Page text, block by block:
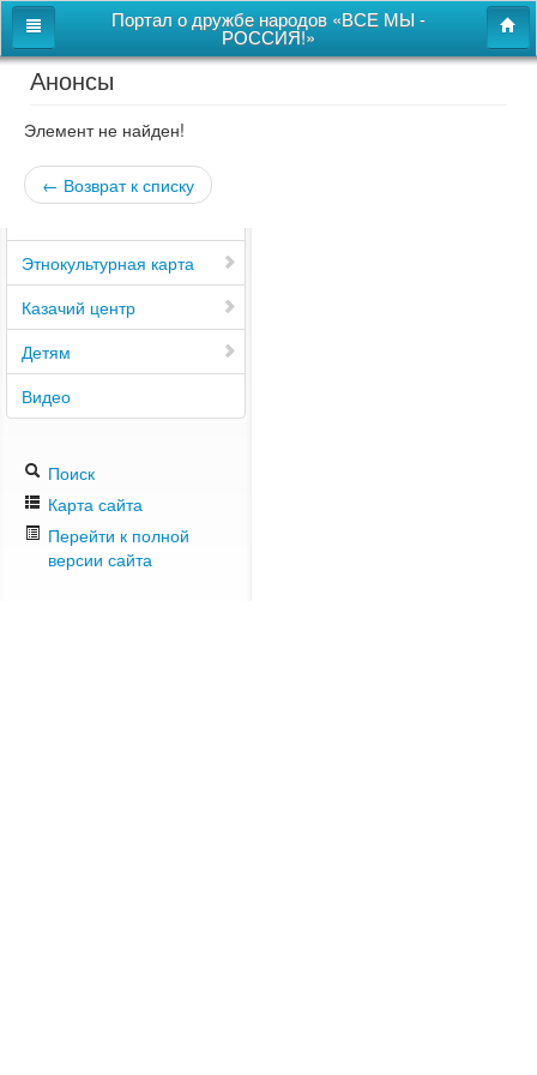
Портал о дружбе народов «ВСЕ МЫ -
РОССИЯ!»
Главная
Дом дружбы народов
Новости
Этнокультурная карта
Казачий центр
Детям
Видео
Поиск
Карта сайта
Перейти к полной
версии сайта
Анонсы
Элемент не найден!
← Возврат к списку